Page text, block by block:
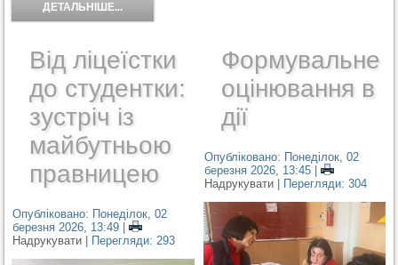
ДЕТАЛЬНІШЕ...
Від ліцеїстки
до студентки:
зустріч із
майбутньою
правницею
Опубліковано: Понеділок, 02
березня 2026, 13:49 |
Надрукувати
| Перегляди: 293
Формувальне
оцінювання в
дії
Опубліковано: Понеділок, 02
березня 2026, 13:45|
Надрукувати
| Перегляди: 304